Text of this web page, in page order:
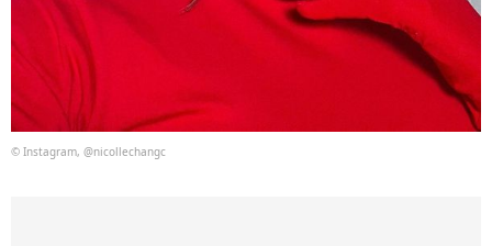
© Instagram, @nicollechangc